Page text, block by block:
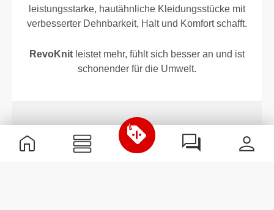
leistungsstarke, hautähnliche Kleidungsstücke mit
verbesserter Dehnbarkeit, Halt und Komfort schafft.
RevoKnitleistet mehr, fühlt sich besser an und ist
schonender für die Umwelt.
FASERTECHNOLOGIE